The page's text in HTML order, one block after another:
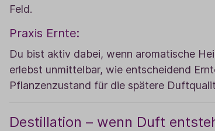
Feld.
Praxis Ernte:
Du bist aktiv dabei, wenn aromatische
erlebst unmittelbar, wie entscheidend
Pflanzenzustand für die spätere
Destillation – wenn Duft